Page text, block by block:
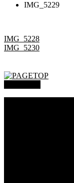
IMG_5229
IMG_5228
IMG_5230